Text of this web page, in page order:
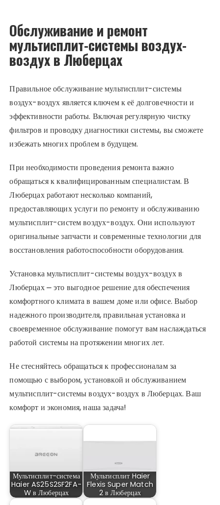
Обслуживание и ремонт
мультисплит-системы воздух-
воздух в Люберцах
Правильное обслуживание мультисплит-системы
воздух-воздух является ключем к её долговечности и
эффективности работы. Включая регулярную чистку
фильтров и проводку диагностики системы, вы сможете
избежать многих проблем в будущем.
При необходимости проведения ремонта важно
обращаться к квалифицированным специалистам. В
Люберцах работают несколько компаний,
предоставляющих услуги по ремонту и обслуживанию
мультисплит-систем воздух-воздух. Они используют
оригинальные запчасти и современные технологии для
восстановления работоспособности оборудования.
Установка мультисплит-системы воздух-воздух в
Люберцах ⎼ это выгодное решение для обеспечения
комфортного климата в вашем доме или офисе. Выбор
надежного производителя, правильная установка и
своевременное обслуживание помогут вам наслаждаться
работой системы на протяжении многих лет.
Не стесняйтесь обращаться к профессионалам за
помощью с выбором, установкой и обслуживанием
мультисплит-системы воздух-воздух в Люберцах. Ваш
комфорт и экономия, наша задача!
Мультисплит-система
Haier AS25S2SF2FA-
W в Люберцах
Мультисплит Haier
Flexis Super Match
2 в Люберцах